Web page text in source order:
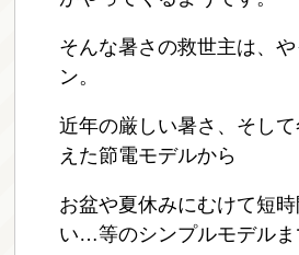
そんな暑さの救世主は、
ン。
近年の厳しい暑さ、そし
えた節電モデルから
お盆や夏休みにむけて短
い…等のシンプルモデル